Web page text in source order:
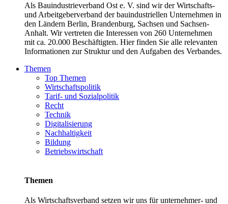
Als Bauindustrieverband Ost e. V. sind wir der Wirtschafts-
und Arbeitgeberverband der bauindustriellen Unternehmen in
den Ländern Berlin, Brandenburg, Sachsen und Sachsen-
Anhalt. Wir vertreten die Interessen von 260 Unternehmen
mit ca. 20.000 Beschäftigten. Hier finden Sie alle relevanten
Informationen zur Struktur und den Aufgaben des Verbandes.
Themen
Top Themen
Wirtschaftspolitik
Tarif- und Sozialpolitik
Recht
Technik
Digitalisierung
Nachhaltigkeit
Bildung
Betriebswirtschaft
Themen
Als Wirtschaftsverband setzen wir uns für unternehmer- und